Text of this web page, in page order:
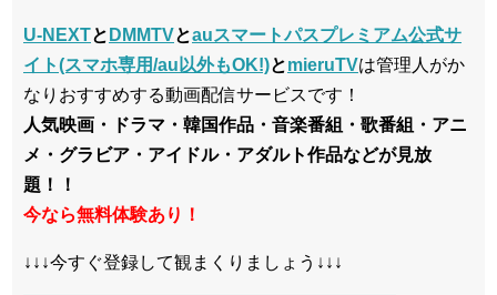
U-NEXTと DMMTVとauスマートパスプレミアム公式サ
イト(スマホ専用/au以外もOK!)とmieruTVは管理人がか
なりおすすめする動画配信サービスです！
人気映画・ドラマ・韓国作品・音楽番組・歌番組・アニ
メ・グラビア・アイドル・アダルト作品などが見放
題！！
今なら無料体験あり！
↓↓↓今すぐ登録して観まくりましょう↓↓↓